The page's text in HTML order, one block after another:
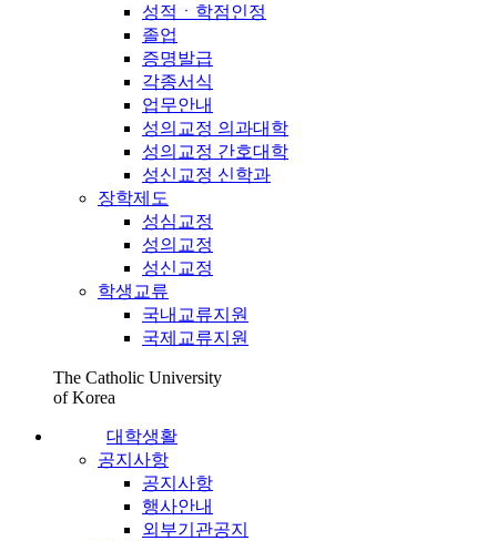
성적ㆍ학점인정
졸업
증명발급
각종서식
업무안내
성의교정 의과대학
성의교정 간호대학
성신교정 신학과
장학제도
성심교정
성의교정
성신교정
학생교류
국내교류지원
국제교류지원
The Catholic University
of Korea
대학생활
공지사항
공지사항
행사안내
외부기관공지